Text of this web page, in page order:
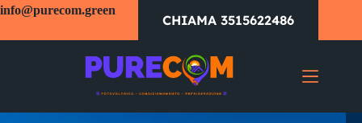
info@purecom.green
CHIAMA 3515622486